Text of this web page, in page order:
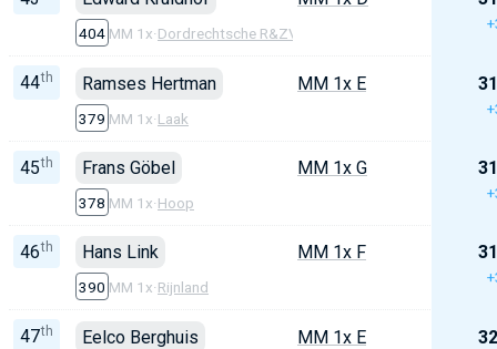
404 MM 1x·Dordrechtsche R&ZV
44th Ramses Hertman
379 MM 1x·Laak
MM 1x E
45th Frans Göbel
378 MM 1x·Hoop
MM 1x G
46th Hans Link
390 MM 1x·Rijnland
MM 1x F
47th Eelco Berghuis MM 1x E